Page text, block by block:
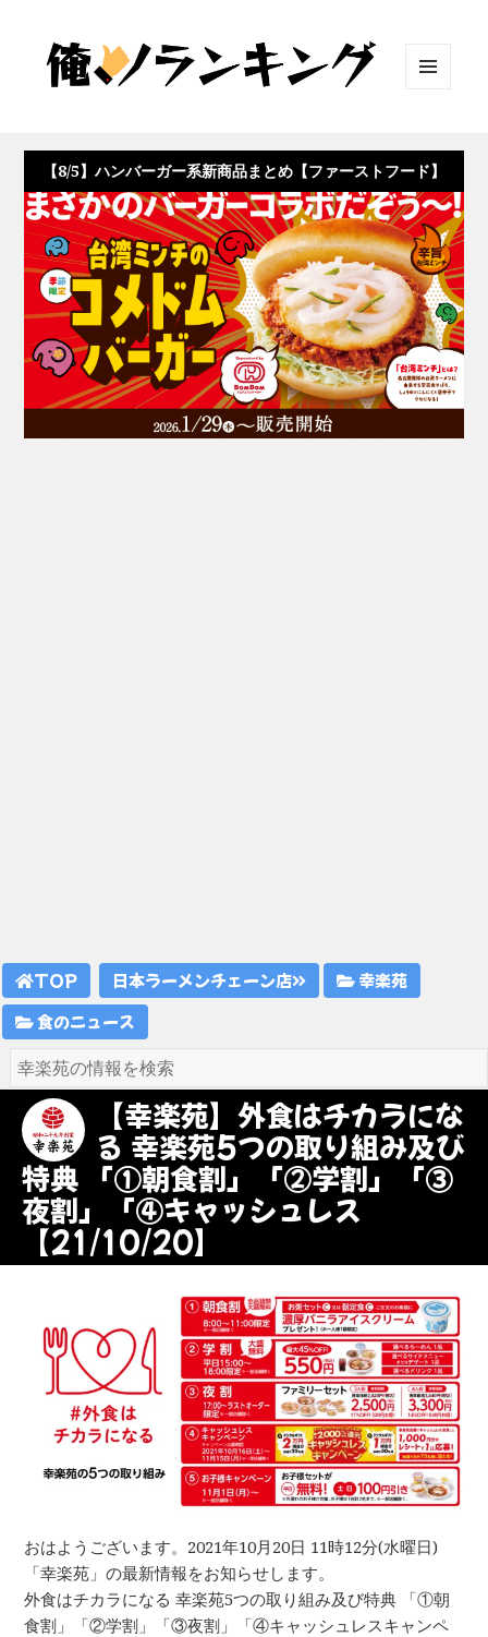
ット
【8/5】ハンバーガー系新商品まとめ【ファーストフード】
TOP 日本ラーメンチェーン店
幸楽苑
食のニュース
【幸楽苑】外食はチカラにな
る 幸楽苑5つの取り組み及び
特典 「①朝食割」「②学割」「③
夜割」「④キャッシュレス
【21/10/20】
おはようございます。2021年10月20日 11時12分(水曜日)
「幸楽苑」の最新情報をお知らせします。
外食はチカラになる 幸楽苑5つの取り組み及び特典 「①朝
食割」「②学割」「③夜割」「④キャッシュレスキャンペ